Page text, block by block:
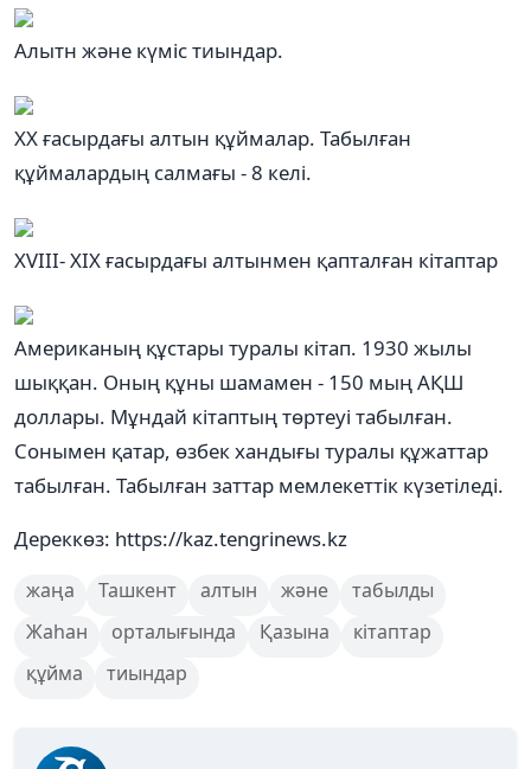
Алытн және күміс тиындар.
ХХ ғасырдағы алтын құймалар. Табылған
құймалардың салмағы - 8 келі.
XVIII- XIX ғасырдағы алтынмен қапталған кітаптар
Американың құстары туралы кітап. 1930 жылы
шыққан. Оның құны шамамен - 150 мың АҚШ
доллары. Мұндай кітаптың төртеуі табылған.
Сонымен қатар, өзбек хандығы туралы құжаттар
табылған. Табылған заттар мемлекеттік күзетіледі.
Дереккөз: https://kaz.tengrinews.kz
жаңа Ташкент алтын және
табылды
Жаһан
орталығында Қазына
кітаптар
құйма
тиындар